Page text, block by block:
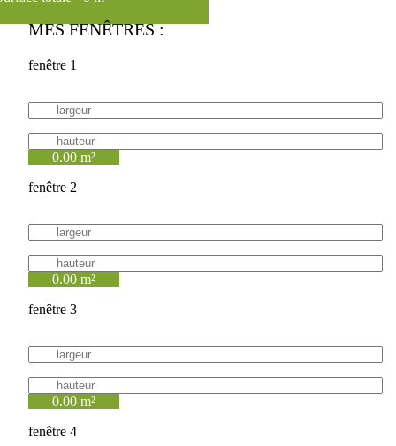
MES FENÊTRES :
fenêtre 1
0.00 m²
fenêtre 2
0.00 m²
fenêtre 3
0.00 m²
fenêtre 4